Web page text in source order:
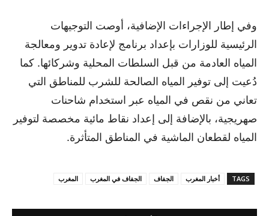
وفي إطار الإجراءات الإضافية، أوصت التوجيهات
الرئيسية للوزارات بإعداد برنامج لإعادة تدوير ومعالجة
المياه العادمة من قبل السلطات المحلية وشركائها. كما
دُعيت إلى توفير المياه الصالحة للشرب للمناطق التي
تعاني من نقص في المياه عبر استخدام شاحنات
صهريجية، بالإضافة إلى إعداد نقاط مائية مخصصة لتوفير
المياه لقطعان الماشية في المناطق المتأثرة.
TAGS أخبار المغرب الجفاف الجفاف في المغرب المغرب